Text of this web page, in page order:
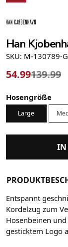
Han
SKU: M-130789-G
54.99139.99
Hosengröße
Large
IN
Entspannt
Kordelzug zum
Hosenbeinen
gesticktem Logo